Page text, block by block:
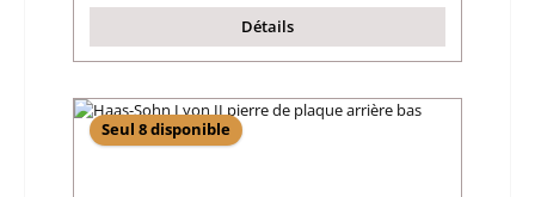
Détails
Seul 8 disponible